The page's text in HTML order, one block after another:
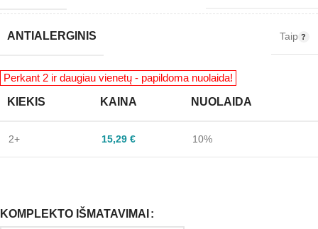
ANTIALERGINIS Taip
KIEKIS KAINA NUOLAIDA
2+ 15,29 € 10%
KOMPLEKTO IŠMATAVIMAI